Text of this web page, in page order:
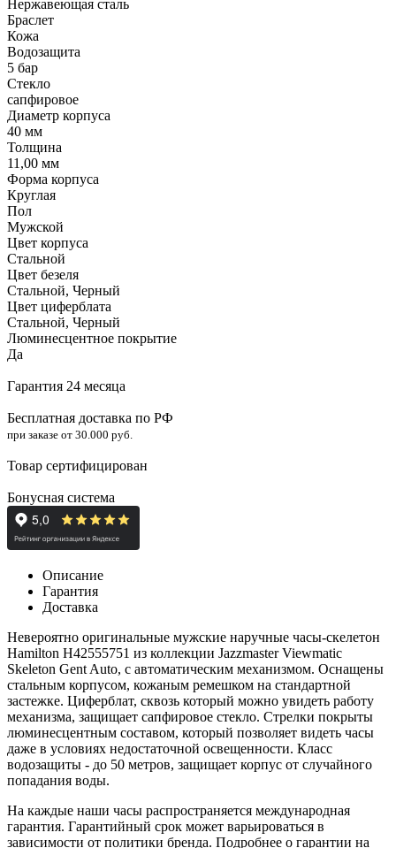
Нержавеющая сталь
Браслет
Кожа
Водозащита
5 бар
Стекло
сапфировое
Диаметр корпуса
40 мм
Толщина
11,00 мм
Форма корпуса
Круглая
Пол
Мужской
Цвет корпуса
Стальной
Цвет безеля
Стальной, Черный
Цвет циферблата
Стальной, Черный
Люминесцентное покрытие
Да
Гарантия 24 месяца
Бесплатная доставка по РФ
при заказе от 30.000 руб.
Товар сертифицирован
Бонусная система
Описание
Гарантия
Доставка
Невероятно оригинальные мужские наручные часы-скелетон
Hamilton H42555751 из коллекции Jazzmaster Viewmatic
Skeleton Gent Auto, с автоматическим механизмом. Оснащены
стальным корпусом, кожаным ремешком на стандартной
застежке. Циферблат, сквозь который можно увидеть работу
механизма, защищает сапфировое стекло. Стрелки покрыты
люминесцентным составом, который позволяет видеть часы
даже в условиях недостаточной освещенности. Класс
водозащиты - до 50 метров, защищает корпус от случайного
попадания воды.
На каждые наши часы распространяется международная
гарантия. Гарантийный срок может варьироваться в
зависимости от политики бренда. Подробнее о гарантии на